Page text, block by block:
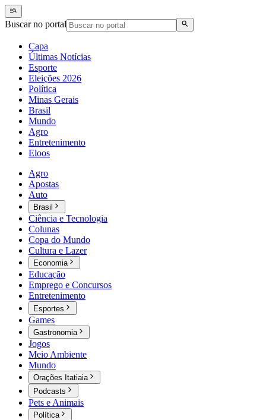
Buscar no portal
Capa
Últimas Notícias
Esporte
Eleições 2026
Política
Minas Gerais
Brasil
Mundo
Agro
Entretenimento
Eloos
Agro
Apostas
Auto
Brasil
Ciência e Tecnologia
Colunas
Copa do Mundo
Cultura e Lazer
Economia
Educação
Emprego e Concursos
Entretenimento
Esportes
Games
Gastronomia
Jogos
Meio Ambiente
Mundo
Orações Itatiaia
Podcasts
Pets e Animais
Política